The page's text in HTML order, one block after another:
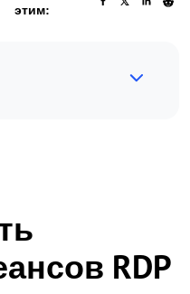
этим:
RDP